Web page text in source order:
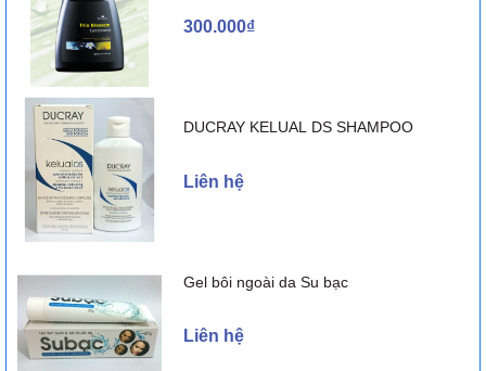
300.000₫
DUCRAY KELUAL DS SHAMPOO
Liên hệ
Gel bôi ngoài da Su bạc
Liên hệ